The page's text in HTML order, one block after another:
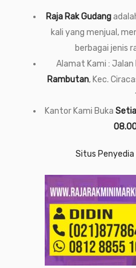
Raja Rak Gudang
kali yang menjual,
berbagai jenis
Alamat Kami : Jalan
Rambutan, Kec.
Kantor Kami Buka
Situs Penyedia